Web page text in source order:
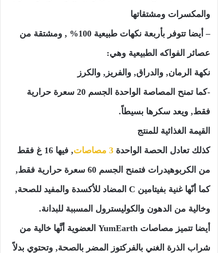
والمكسرات ومشتقاتها
– أيضا تتوفر بأربعة نكهات طبيعية 100% , ومشتقة من
عصائر الفواكه الطبيعية وهي:
نكهة الرمان, والدراق, والفريز, والكرز
-كما تمنح المصاصة الواحدة الجسم 20 سعرة حرارية
فقط, ويعد سكرها بسيطاً.
القيمة الغذائية للمنتج
كذلك تعادل الحصة الواحدة 3 مصاصات
, فيها 16 غ فقط
من الكربوهيدرات فتمنح الجسم 60 سعرة حرارية فقط,
كما أنّها غنية بفيتامين C المضاد للأكسدة والمفيد للصحة,
وخالية من الدهون والكوليسترول المسببة للبدانة.
أيضا تتميز مصاصات YumEarth العضوية أنَّها خالية من
شراب الذرة الغني بالفركتوز المضر بالصحة, وتحتوي بدلاً